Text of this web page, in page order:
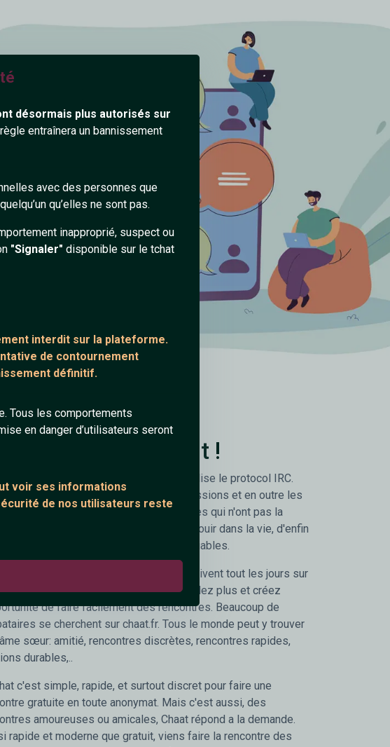
désormais plus autorisés sur
entraînera un bannissement
avec des personnes que
qu’elles ne sont pas.
inapproprié, suspect ou
"Signaler" disponible sur le tchat
interdit sur la plateforme.
de contournement
définitif.
Tous les comportements
en danger d’utilisateurs seront
voir ses informations
de nos utilisateurs reste
gratuitement !
sans inscription de chat gratuit qui utilise le protocol IRC.
de rendre instantanées les discussions et en outre les
Notre site permet à des personnes qui n'ont pas la
de pouvoir se rencontrer et de s'épanouir dans la vie, d'enfin
le pas et créer des rencontres inoubliables.
de personnalités sympathiques arrivent tout les jours sur
site de rencontre gratuite. Alors n'attendez plus et créez
de faire facilement des rencontres. Beaucoup de
se cherchent sur chaat.fr. Tous le monde peut y trouver
sœur: amitié, rencontres discrètes, rencontres rapides,
durables,..
c'est simple, rapide, et surtout discret pour faire une
gratuite en toute anonymat. Mais c'est aussi, des
amoureuses ou amicales, Chaat répond a la demande.
rapide et moderne que gratuit, viens faire la rencontre des